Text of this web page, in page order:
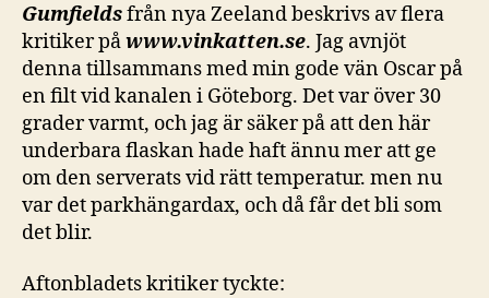
Gumfieldsfrån nya Zeeland beskrivs av flera
kritiker påwww.vinkatten.se. Jag avnjöt
denna tillsammans med min gode vän Oscar på
en filt vid kanalen i Göteborg. Det var över 30
grader varmt, och jag är säker på att den här
underbara flaskan hade haft ännu mer att ge
om den serverats vid rätt temperatur. men nu
var det parkhängardax, och då får det bli som
det blir.
Aftonbladets kritiker tyckte: